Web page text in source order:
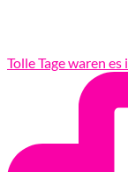
Tolle Tage waren